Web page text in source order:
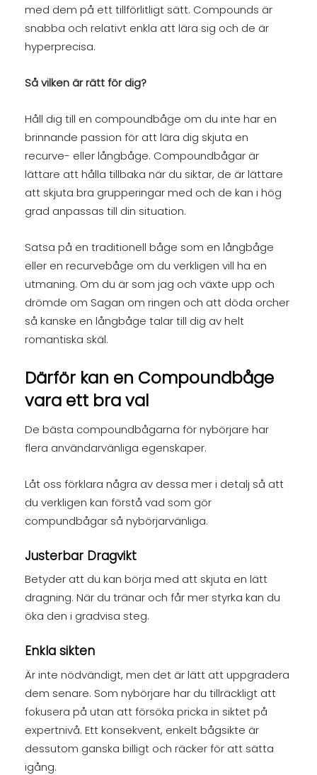
med dem på ett tillförlitligt sätt. Compounds är
snabba och relativt enkla att lära sig och de är
hyperprecisa.
Så vilken är rätt för dig?
Håll dig till en compoundbåge om du inte har en
brinnande passion för att lära dig skjuta en
recurve- eller långbåge. Compoundbågar är
lättare att hålla tillbaka när du siktar, de är lättare
att skjuta bra grupperingar med och de kan i hög
grad anpassas till din situation.
Satsa på en traditionell båge som en långbåge
eller en recurvebåge om du verkligen vill ha en
utmaning. Om du är som jag och växte upp och
drömde om Sagan om ringen och att döda orcher
så kanske en långbåge talar till dig av helt
romantiska skäl.
Därför kan en Compoundbåge
vara ett bra val
De bästa compoundbågarna för nybörjare har
flera användarvänliga egenskaper.
Låt oss förklara några av dessa mer i detalj så att
du verkligen kan förstå vad som gör
compundbågar så nybörjarvänliga.
Justerbar Dragvikt
Betyder att du kan börja med att skjuta en lätt
dragning. När du tränar och får mer styrka kan du
öka den i gradvisa steg.
Enkla sikten
Är inte nödvändigt, men det är lätt att uppgradera
dem senare. Som nybörjare har du tillräckligt att
fokusera på utan att försöka pricka in siktet på
expertnivå. Ett konsekvent, enkelt bågsikte är
dessutom ganska billigt och räcker för att sätta
igång.